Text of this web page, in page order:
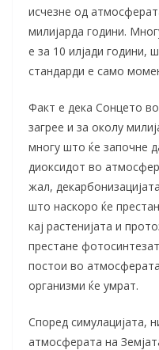
исчезне од
милијарда години.
е за 10 илјади години,
стандарди е само
Факт е дека Сонцето
загрее и за околу
многу што ќе започне
диоксидот во
жал,
што наскоро ќе
кај растенијата и
престане
постои во
организми ќе умрат.
Според симулацијата,
атмосферата на